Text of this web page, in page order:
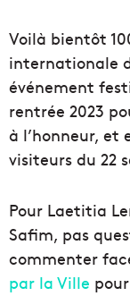
Voilà bientôt
internationale
événement
rentrée 2023
à l’honneur, et
visiteurs du 22
Pour Laetitia
Safim, pas
commenter
par la Ville